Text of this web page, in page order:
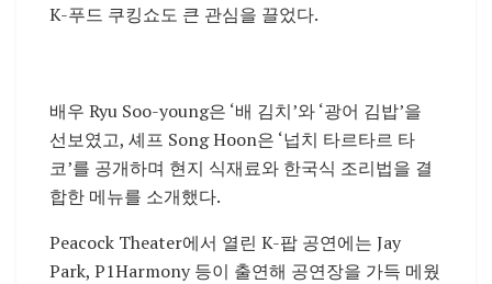
K-푸드 쿠킹쇼도 큰 관심을 끌었다.
배우 Ryu Soo-young은 ‘배 김치’와 ‘광어 김밥’을
선보였고, 셰프 Song Hoon은 ‘넙치 타르타르 타
코’를 공개하며 현지 식재료와 한국식 조리법을 결
합한 메뉴를 소개했다.
Peacock Theater에서 열린 K-팝 공연에는 Jay
Park, P1Harmony등이 출연해 공연장을 가득 메웠